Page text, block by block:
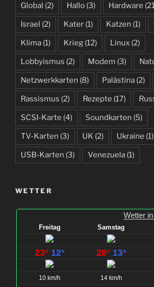
Global (2) Hallo (3) Hardware
Israel (2) Kater (1) Katzen (1)
Klima (1) Krieg (12) Linux (2)
Lobbyismus (2) Modem (3)
Netzwerkkarten (8) Palästina (2)
Rassismus (2) Rezepte (17)
SCSI-Karte (4) Soundkarten (5)
TV-Karten (3) UK (2) Ukraine (1)
USB-Karten (3) Venezuela (1)
WETTER
Wetter
Freitag
23° 12°
10 km/h
Samstag
28° 13°
14 km/h